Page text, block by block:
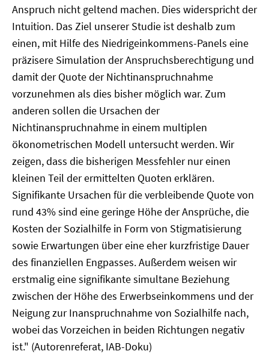
Anspruch nicht geltend machen. Dies widerspricht der
Intuition. Das Ziel unserer Studie ist deshalb zum
einen, mit Hilfe des Niedrigeinkommens-Panels eine
präzisere Simulation der Anspruchsberechtigung und
damit der Quote der Nichtinanspruchnahme
vorzunehmen als dies bisher möglich war. Zum
anderen sollen die Ursachen der
Nichtinanspruchnahme in einem multiplen
ökonometrischen Modell untersucht werden. Wir
zeigen, dass die bisherigen Messfehler nur einen
kleinen Teil der ermittelten Quoten erklären.
Signifikante Ursachen für die verbleibende Quote von
rund 43% sind eine geringe Höhe der Ansprüche, die
Kosten der Sozialhilfe in Form von Stigmatisierung
sowie Erwartungen über eine eher kurzfristige Dauer
des finanziellen Engpasses. Außerdem weisen wir
erstmalig eine signifikante simultane Beziehung
zwischen der Höhe des Erwerbseinkommens und der
Neigung zur Inanspruchnahme von Sozialhilfe nach,
wobei das Vorzeichen in beiden Richtungen negativ
ist." (Autorenreferat, IAB-Doku)